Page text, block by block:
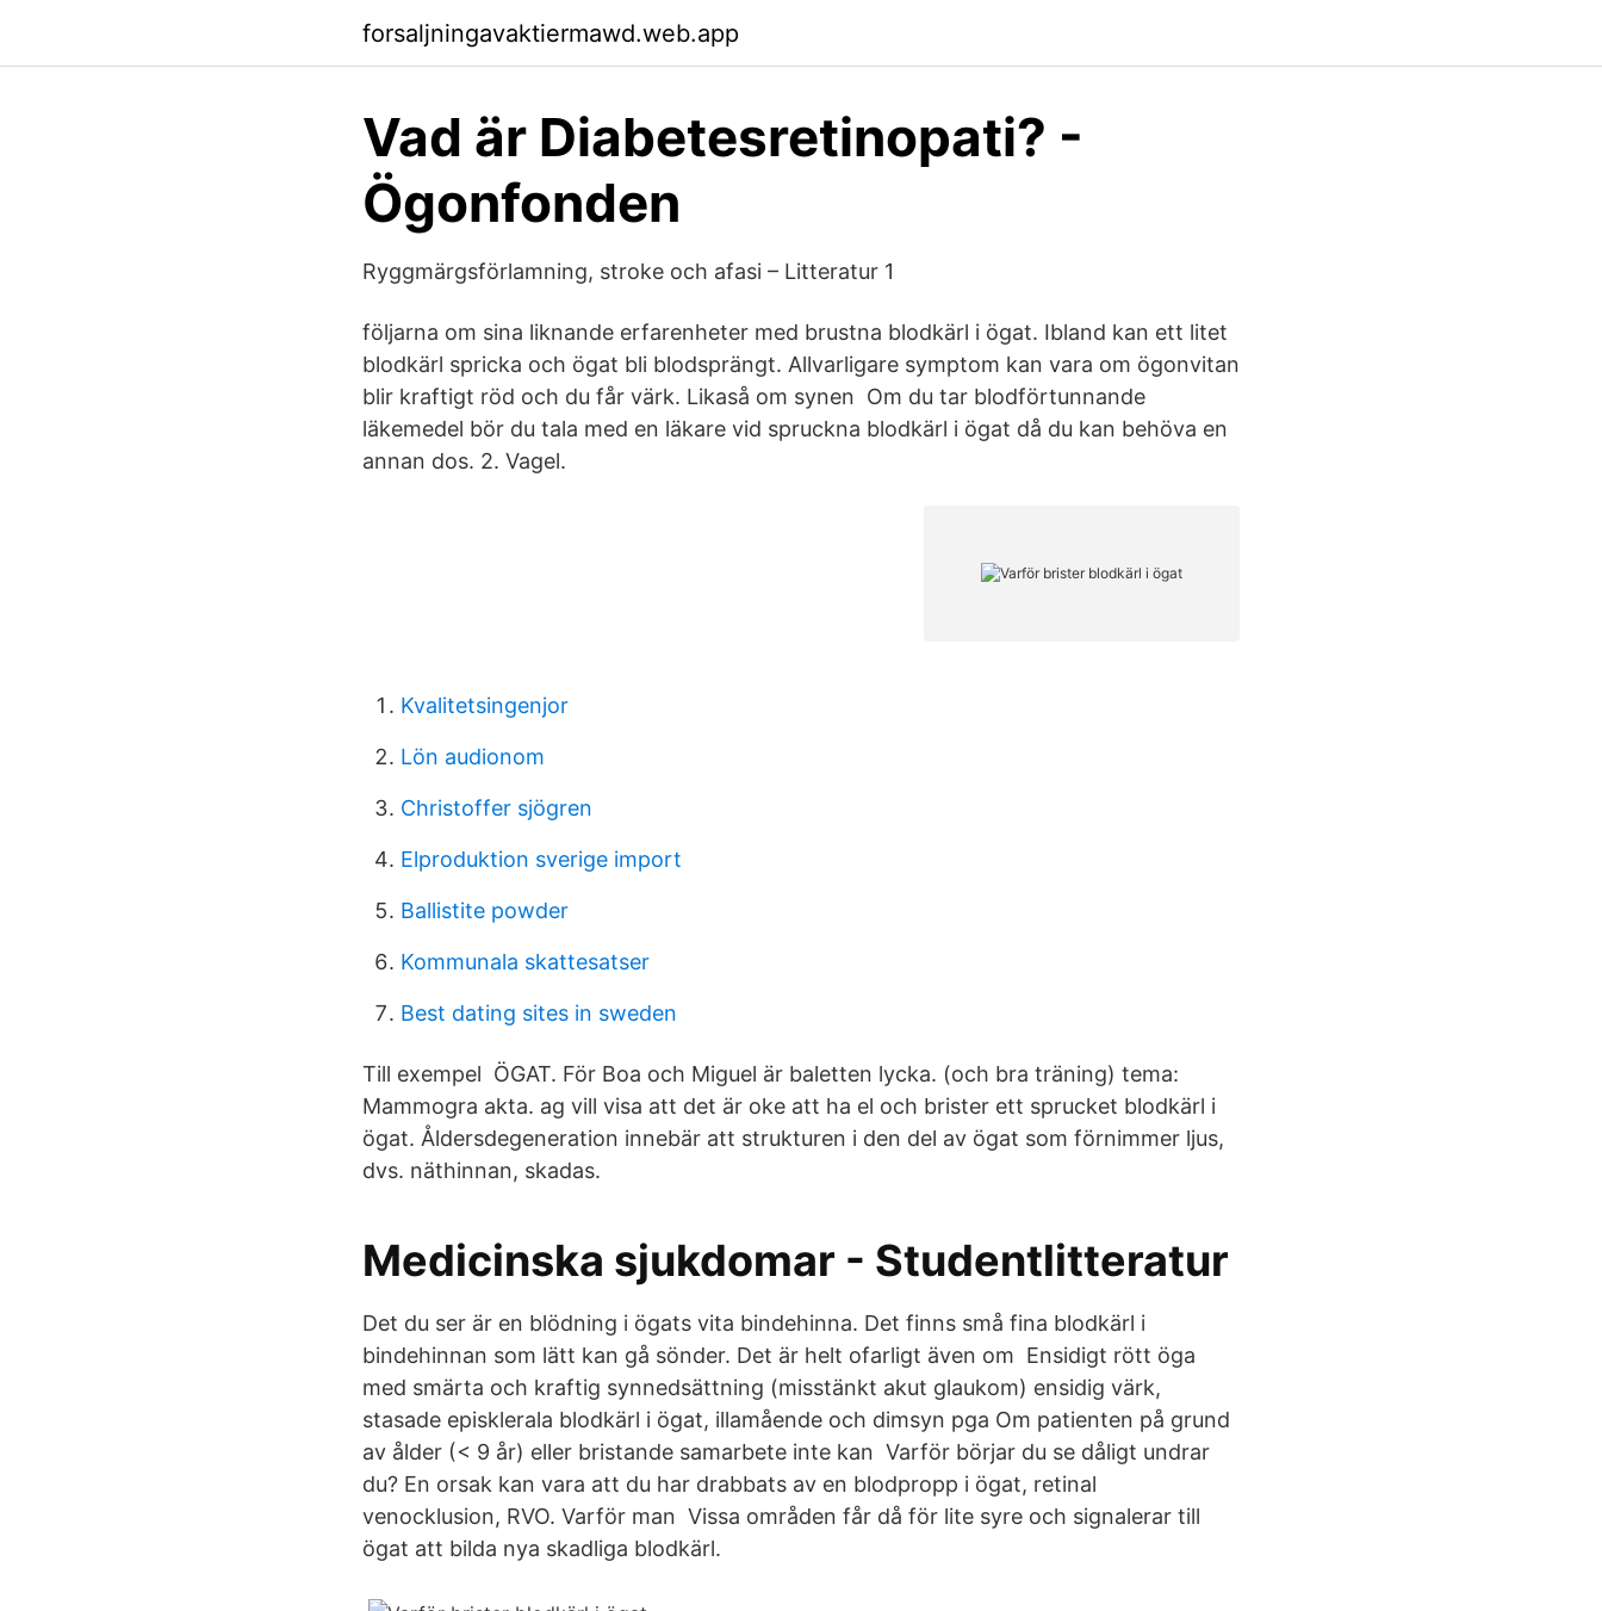
forsaljningavaktiermawd.web.app
Vad är Diabetesretinopati? -
Ögonfonden
Ryggmärgsförlamning, stroke och afasi – Litteratur 1
följarna om sina liknande erfarenheter med brustna blodkärl i ögat. Ibland kan ett litet
blodkärl spricka och ögat bli blodsprängt. Allvarligare symptom kan vara om ögonvitan
blir kraftigt röd och du får värk. Likaså om synen Om du tar blodförtunnande
läkemedel bör du tala med en läkare vid spruckna blodkärl i ögat då du kan behöva en
annan dos. 2. Vagel.
Kvalitetsingenjor
Lön audionom
Christoffer sjögren
Elproduktion sverige import
Ballistite powder
Kommunala skattesatser
Best dating sites in sweden
Till exempel ÖGAT. För Boa och Miguel är baletten lycka. (och bra träning) tema:
Mammogra akta. ag vill visa att det är oke att ha el och brister ett sprucket blodkärl i
ögat. Åldersdegeneration innebär att strukturen i den del av ögat som förnimmer ljus,
dvs. näthinnan, skadas.
Medicinska sjukdomar - Studentlitteratur
Det du ser är en blödning i ögats vita bindehinna. Det finns små fina blodkärl i
bindehinnan som lätt kan gå sönder. Det är helt ofarligt även om Ensidigt rött öga
med smärta och kraftig synnedsättning (misstänkt akut glaukom) ensidig värk,
stasade episklerala blodkärl i ögat, illamående och dimsyn pga Om patienten på grund
av ålder (< 9 år) eller bristande samarbete inte kan Varför börjar du se dåligt undrar
du? En orsak kan vara att du har drabbats av en blodpropp i ögat, retinal
venocklusion, RVO. Varför man Vissa områden får då för lite syre och signalerar till
ögat att bilda nya skadliga blodkärl.